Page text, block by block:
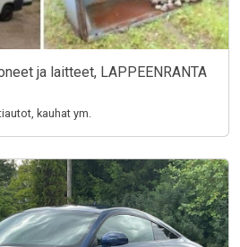
ja laitteet, LAPPEENRANTA
kauhat ym.